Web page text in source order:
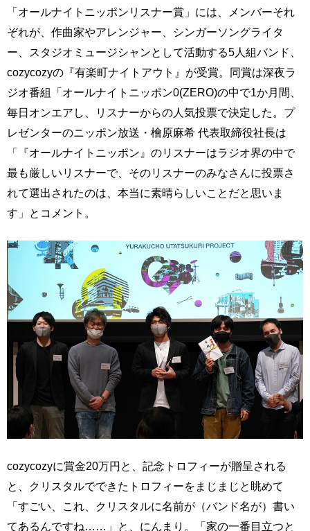
「オールナイトニッポンリスナー賞」には、メンバーそれ
ぞれが、作曲家やアレンジャー、シンガーソングライタ
ー、スタジオミュージシャンとして活動する5人組バンド、
cozycozyの『有楽町ナイトアウト』が受賞。同賞は深夜ラ
ジオ番組「オールナイトニッポン0(ZERO)の中で1か月間、
毎日オンエアし、リスナーからの人気投票で決定した。プ
レゼンターのニッポン放送・檜原麻希 代表取締役社長は
「『オールナイトニッポン』のリスナーはラジオ界の中で
最も厳しいリスナーで、そのリスナーのみなさんに投票さ
れて選出されたのは、本当に素晴らしいことだと思いま
す」とコメント。
cozycozyに賞金20万円と、記念トロフィーが贈呈される
と、クリスタルでできたトロフィーをまじまじと眺めて
「すごい、これ、クリスタルに名前が（バンド名が）書い
てあるんですね……」と、にんまり。「家の一番目立つと